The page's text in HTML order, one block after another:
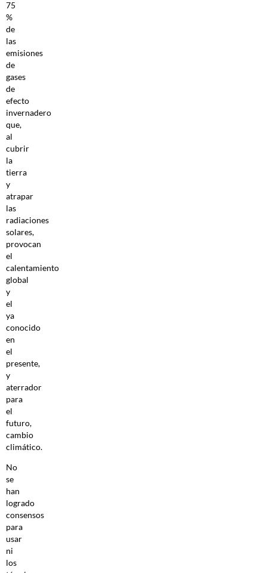
75
%
de
las
emisiones
de
gases
de
efecto
invernadero
que,
al
cubrir
la
tierra
y
atrapar
las
radiaciones
solares,
provocan
el
calentamiento
global
y
el
ya
conocido
en
el
presente,
y
aterrador
para
el
futuro,
cambio
climático.
No
se
han
logrado
consensos
para
usar
ni
los